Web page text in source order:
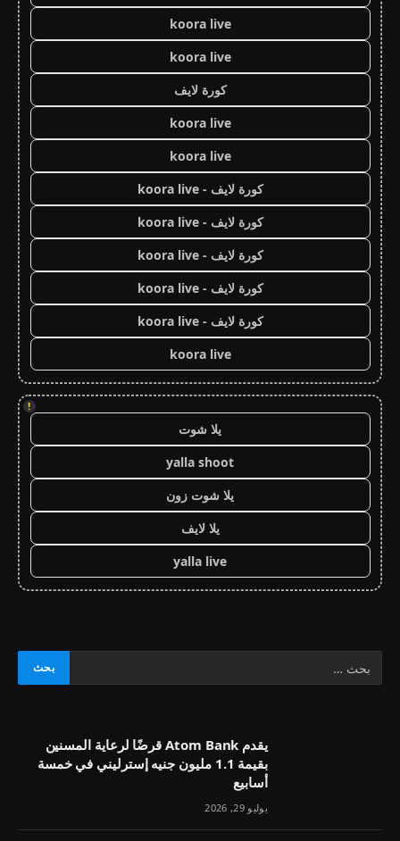
koora live
koora live
كورة لايف
koora live
koora live
كورة لايف - koora live
كورة لايف - koora live
كورة لايف - koora live
كورة لايف - koora live
كورة لايف - koora live
koora live
!
يلا شوت
yalla shoot
يلا شوت زون
يلا لايف
yalla live
يقدم Atom Bank قرضًا لرعاية المسنين
بقيمة 1.1 مليون جنيه إسترليني في خمسة
أسابيع
يوليو 29, 2026